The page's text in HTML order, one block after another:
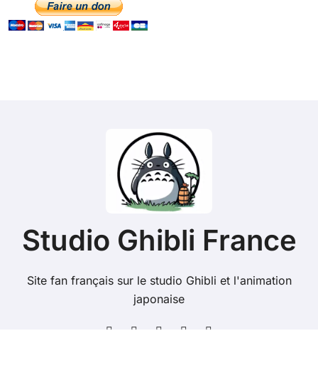
Studio Ghibli France
Site fan français sur le studio Ghibli et l'animation
japonaise